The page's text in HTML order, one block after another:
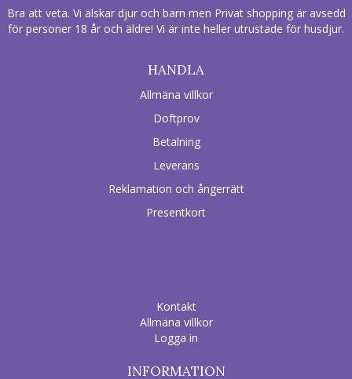
Bra att veta. Vi älskar djur och barn men Privat shopping är avsedd
för personer 18 år och äldre! Vi är inte heller utrustade för husdjur.
HANDLA
Allmäna villkor
Doftprov
Betalning
Leverans
Reklamation och ångerrätt
Presentkort
Kontakt
Allmäna villkor
Logga in
INFORMATION